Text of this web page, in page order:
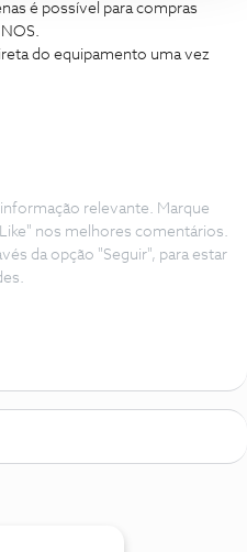
é possível para compras
do equipamento uma vez
relevante. Marque
nos melhores comentários.
da opção "Seguir", para estar